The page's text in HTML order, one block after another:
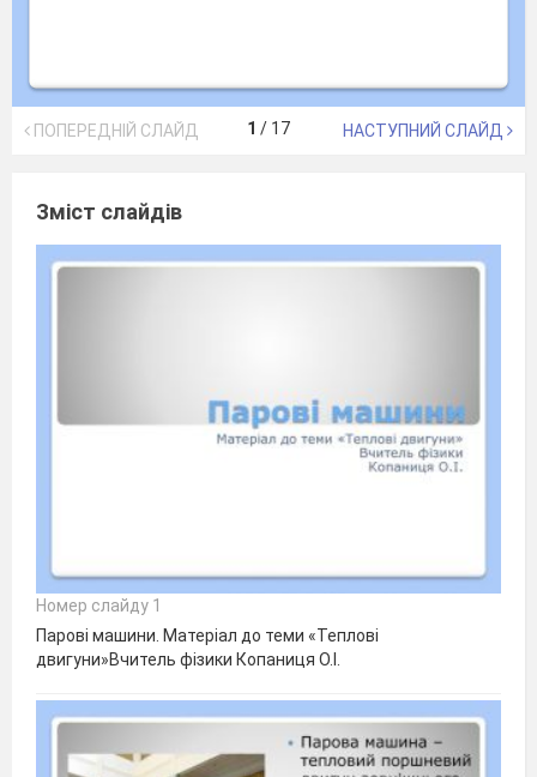
ПОПЕРЕДНІЙ СЛАЙД 1 / 17 НАСТУПНИЙ СЛАЙД
Зміст слайдів
Номер слайду 1
Парові машини. Матеріал до теми «Теплові
двигуни»Вчитель фізики Копаниця О.І.